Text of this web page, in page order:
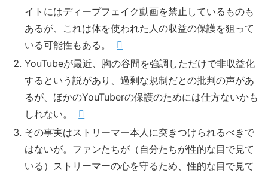
イトにはディープフェイク動画を禁止しているものも
あるが、これは体を使われた人の収益の保護を狙って
いる可能性もある。
YouTubeが最近、胸の谷間を強調しただけで非収益化
するという説があり、過剰な規制だとの批判の声があ
るが、ほかのYouTuberの保護のためには仕方ないかも
しれない。
その事実はストリーマー本人に突きつけられるべきで
はないが。ファンたちが（自分たちが性的な目で見て
いる）ストリーマーの心を守るため、性的な目で見て